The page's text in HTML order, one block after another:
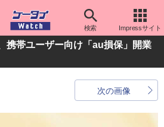
検索 Impressサイト
携帯ユーザー向け「au損保」開業
次の画像